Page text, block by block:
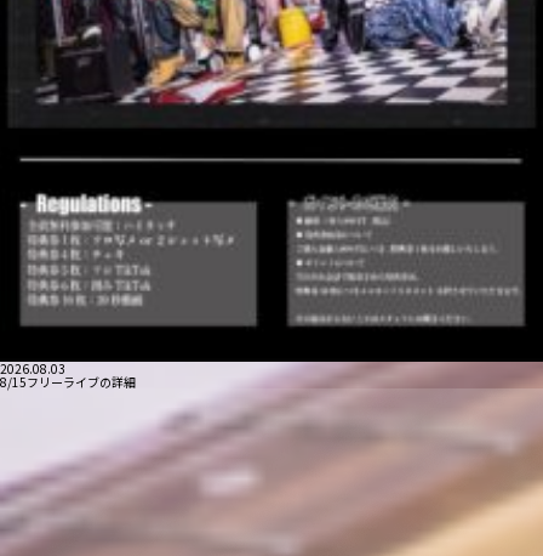
2026.08.03
8/15フリーライブの詳細